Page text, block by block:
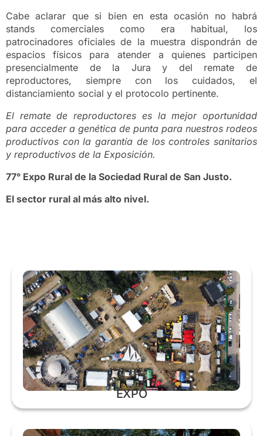
Cabe aclarar que si bien en esta ocasión no habrá
stands comerciales como era habitual, los
patrocinadores oficiales de la muestra dispondrán de
espacios físicos para atender a quienes participen
presencialmente de la Jura y del remate de
reproductores, siempre con los cuidados, el
distanciamiento social y el protocolo pertinente.
El remate de reproductores es la mejor oportunidad
para acceder a genética de punta para nuestros rodeos
productivos con la garantía de los controles sanitarios
y reproductivos de la Exposición.
77° Expo Rural de la Sociedad Rural de San Justo.
El sector rural al más alto nivel.
EXPO